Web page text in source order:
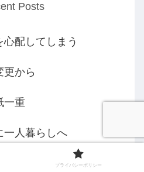
Posts
配してしまう
更から
一重
一人暮らしへ
診 プライバシーポリシー